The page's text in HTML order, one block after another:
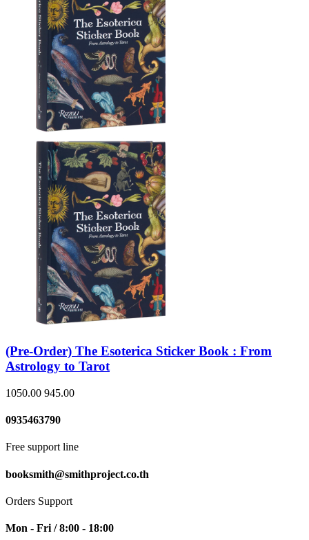
(Pre-Order) The Esoterica Sticker Book : From
Astrology to Tarot
1050.00 945.00
0935463790
Free support line
booksmith@smithproject.co.th
Orders Support
Mon - Fri / 8:00 - 18:00